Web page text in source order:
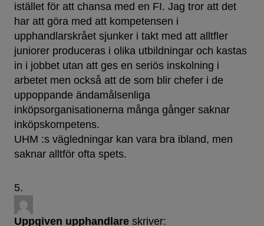
istället för att chansa med en FI. Jag tror att det
har att göra med att kompetensen i
upphandlarskrået sjunker i takt med att alltfler
juniorer produceras i olika utbildningar och kastas
in i jobbet utan att ges en seriös inskolning i
arbetet men också att de som blir chefer i de
uppoppande ändamålsenliga
inköpsorganisationerna många gånger saknar
inköpskompetens.
UHM :s vägledningar kan vara bra ibland, men
saknar alltför ofta spets.
Uppgiven upphandlare skriver: